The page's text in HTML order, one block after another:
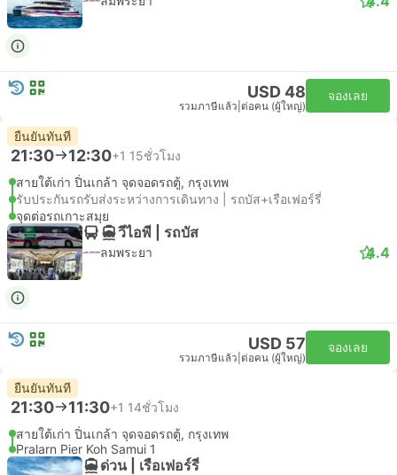
USD 48
รวมภาษีแล้ว ต่อคน (ผู้ใหญ่)
จองเลย
ยืนยันทันที
21:30 12:30+1 15ชั่วโมง
สายใต้เก่า ปิ่นเกล้า จุดจอดรถตู้, กรุงเทพ
รับประกันรถรับส่งระหว่างการเดินทาง | รถบัส+เรือเฟอร์รี่
จุดต่อรถเกาะสมุย
วีไอพี | รถบัส
ลมพระยา 4.4
USD 57
รวมภาษีแล้ว ต่อคน (ผู้ใหญ่)
จองเลย
ยืนยันทันที
21:30 11:30+1 14ชั่วโมง
สายใต้เก่า ปิ่นเกล้า จุดจอดรถตู้, กรุงเทพ
Pralarn Pier Koh Samui 1
ด่วน | เรือเฟอร์รี่